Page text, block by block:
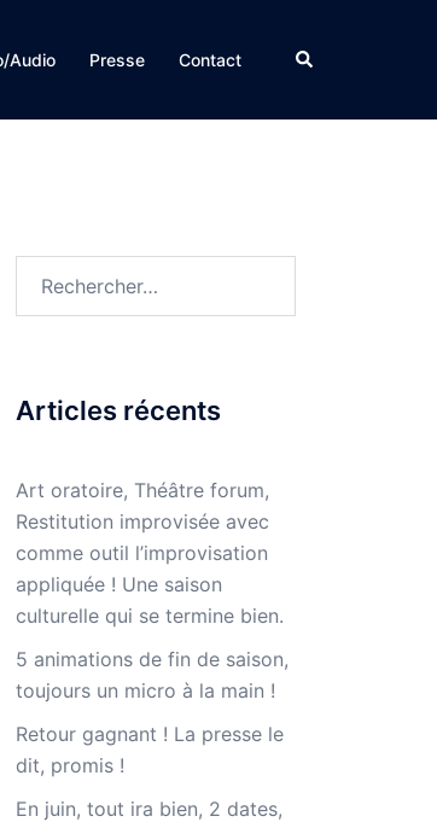
Audio Presse Contact Rechercher
Articles récents
Art oratoire, Théâtre forum,
Restitution improvisée avec
comme outil l’improvisation
appliquée ! Une saison
culturelle qui se termine bien.
5 animations de fin de saison,
toujours un micro à la main !
Retour gagnant ! La presse le
dit, promis !
En juin, tout ira bien, 2 dates,